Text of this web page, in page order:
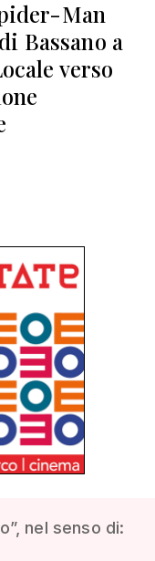
Man
Bassano a
verso
nel senso di: